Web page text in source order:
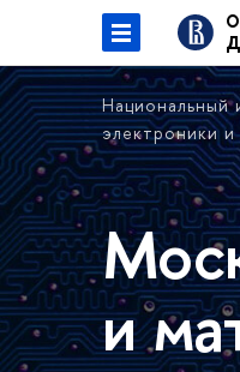
Национальный
электроники
и